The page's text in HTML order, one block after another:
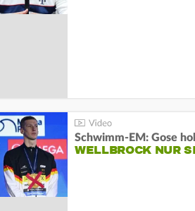
Schwimm-EM: Gose
WELLBROCK NUR